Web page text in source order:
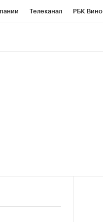
Телеканал РБК Вино